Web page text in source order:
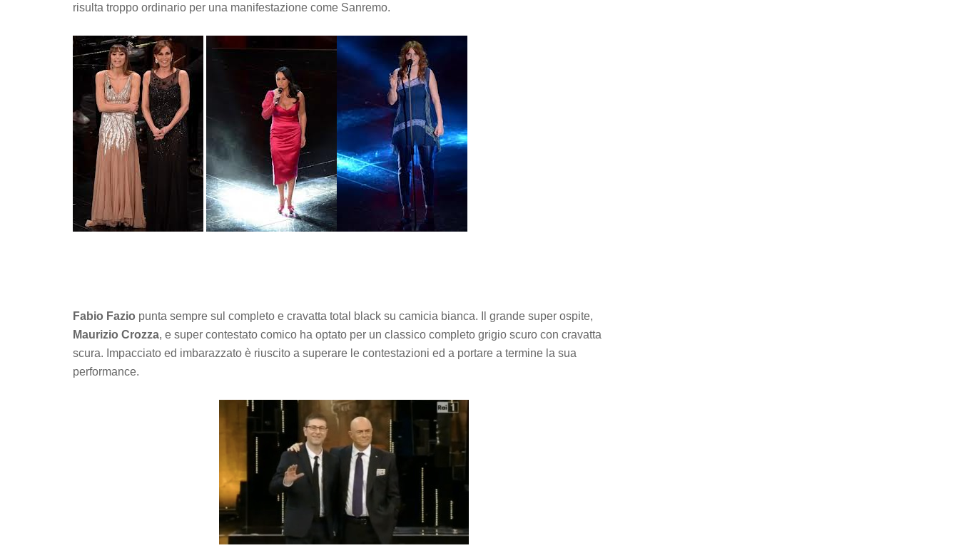
risulta troppo ordinario per una manifestazione come Sanremo.
Fabio Fazio punta sempre sul completo e cravatta total black su camicia bianca. Il grande super ospite,
Maurizio Crozza, e super contestato comico ha optato per un classico completo grigio scuro con cravatta
scura. Impacciato ed imbarazzato è riuscito a superare le contestazioni ed a portare a termine la sua
performance.